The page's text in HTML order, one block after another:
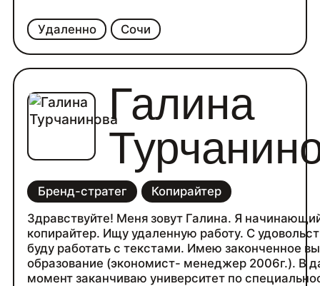
Удаленно Сочи
Галина
Бренд-стратег
Копирайтер
Здравствуйте! Меня зовут Галина. Я
копирайтер. Ищу удаленную работу. С
буду работать с текстами. Имею законченное высшее
образование (экономист- менеджер 2006г.). В
момент заканчиваю университет по